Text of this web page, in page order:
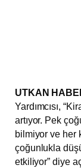
UTKAN
Yardımcısı,
artıyor. Pek
bilmiyor ve her
çoğunlukla
etkiliyor” diye